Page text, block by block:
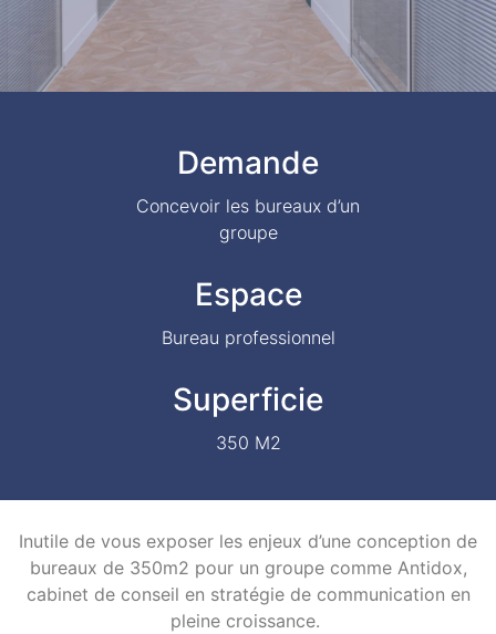
Demande
Concevoir les bureaux d’un
groupe
Espace
Bureau professionnel
Superficie
350 M2
Inutile de vous exposer les enjeux d’une conception de
bureaux de 350m2 pour un groupe comme Antidox,
cabinet de conseil en stratégie de communication en
pleine croissance.